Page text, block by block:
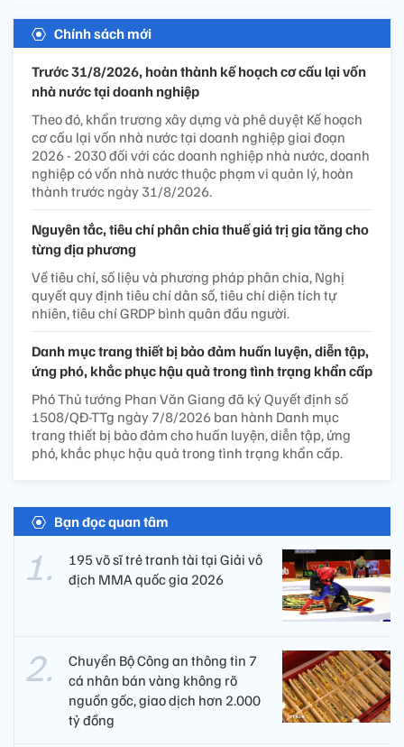
Chính sách mới
Trước 31/8/2026, hoàn thành kế hoạch cơ cấu lại vốn
nhà nước tại doanh nghiệp
Theo đó, khẩn trương xây dựng và phê duyệt Kế hoạch
cơ cấu lại vốn nhà nước tại doanh nghiệp giai đoạn
2026 - 2030 đối với các doanh nghiệp nhà nước, doanh
nghiệp có vốn nhà nước thuộc phạm vi quản lý, hoàn
thành trước ngày 31/8/2026.
Nguyên tắc, tiêu chí phân chia thuế giá trị gia tăng cho
từng địa phương
Về tiêu chí, số liệu và phương pháp phân chia, Nghị
quyết quy định tiêu chí dân số, tiêu chí diện tích tự
nhiên, tiêu chí GRDP bình quân đầu người.
Danh mục trang thiết bị bảo đảm huấn luyện, diễn tập,
ứng phó, khắc phục hậu quả trong tình trạng khẩn cấp
Phó Thủ tướng Phan Văn Giang đã ký Quyết định số
1508/QĐ-TTg ngày 7/8/2026 ban hành Danh mục
trang thiết bị bảo đảm cho huấn luyện, diễn tập, ứng
phó, khắc phục hậu quả trong tình trạng khẩn cấp.
Bạn đọc quan tâm
195 võ sĩ trẻ tranh tài tại Giải vô
địch MMA quốc gia 2026
Chuyển Bộ Công an thông tin 7
cá nhân bán vàng không rõ
nguồn gốc, giao dịch hơn 2.000
tỷ đồng